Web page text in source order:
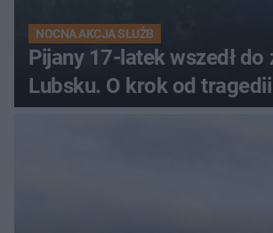
NOCNA AKCJA SŁUŻB
Pijany 17-latek wszedł do
Lubsku. O krok od tragedii